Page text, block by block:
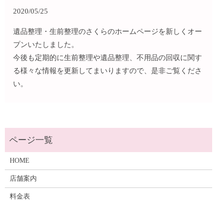
2020/05/25
遺品整理・生前整理のさくらのホームページを新しくオー
プンいたしました。
今後も定期的に生前整理や遺品整理、不用品の回収に関す
る様々な情報を更新してまいりますので、是非ご覧くださ
い。
HOME
店舗案内
料金表